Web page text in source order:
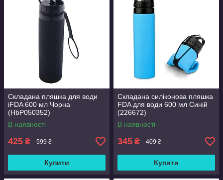
Складана пляшка для води
iFDA 600 мл Чорна
(HbP050352)
В наявності
425 ₴ 599 ₴
Купити
Складана силіконова пляшка
FDA для води 600 мл Синій
(226672)
В наявності
345 ₴ 409 ₴
Купити